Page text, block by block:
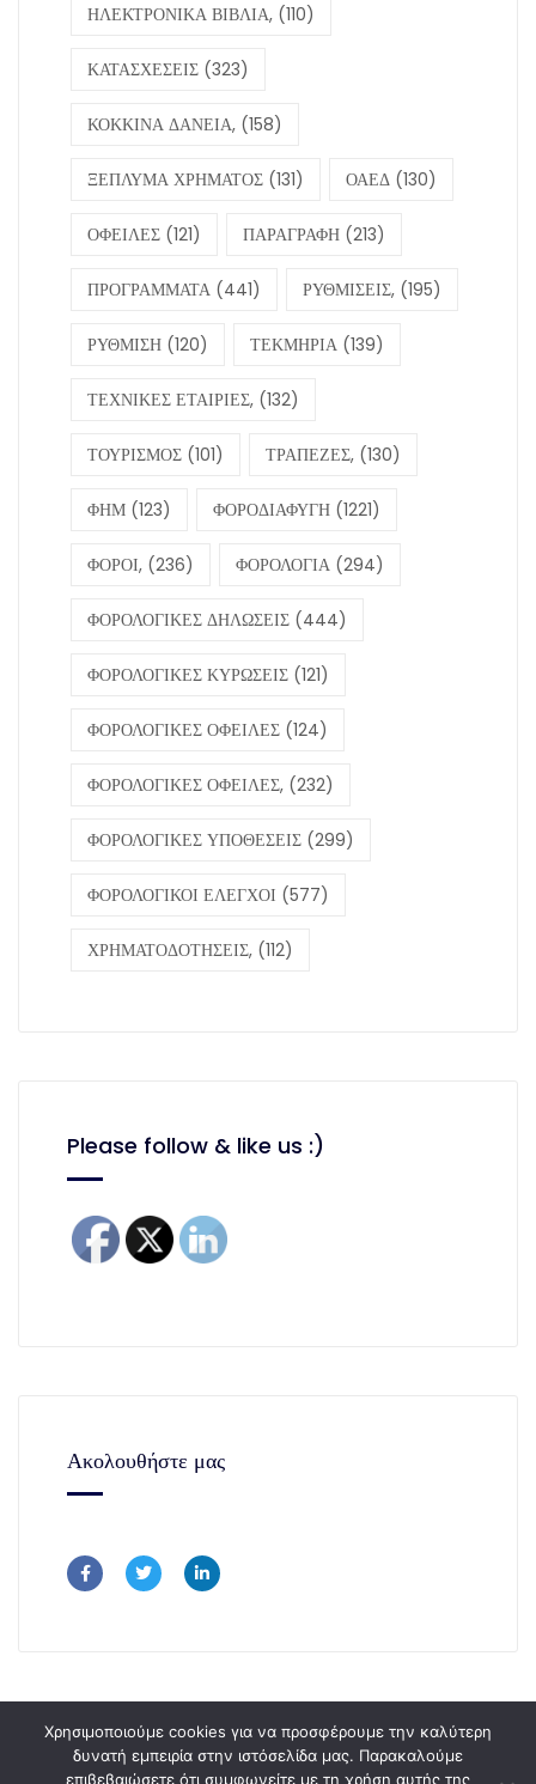
ΗΛΕΚΤΡΟΝΙΚΑ ΒΙΒΛΙΑ, (110)
ΚΑΤΑΣΧΕΣΕΙΣ (323)
ΚΟΚΚΙΝΑ ΔΑΝΕΙΑ, (158)
ΞΕΠΛΥΜΑ ΧΡΗΜΑΤΟΣ (131) ΟΑΕΔ (130)
ΟΦΕΙΛΕΣ (121) ΠΑΡΑΓΡΑΦΗ (213)
ΠΡΟΓΡΑΜΜΑΤΑ (441) ΡΥΘΜΙΣΕΙΣ, (195)
ΡΥΘΜΙΣΗ (120) ΤΕΚΜΗΡΙΑ (139)
ΤΕΧΝΙΚΕΣ ΕΤΑΙΡΙΕΣ, (132)
ΤΟΥΡΙΣΜΟΣ (101) ΤΡΑΠΕΖΕΣ, (130)
ΦΗΜ (123) ΦΟΡΟΔΙΑΦΥΓΗ (1221)
ΦΟΡΟΙ, (236) ΦΟΡΟΛΟΓΙΑ (294)
ΦΟΡΟΛΟΓΙΚΕΣ ΔΗΛΩΣΕΙΣ (444)
ΦΟΡΟΛΟΓΙΚΕΣ ΚΥΡΩΣΕΙΣ (121)
ΦΟΡΟΛΟΓΙΚΕΣ ΟΦΕΙΛΕΣ (124)
ΦΟΡΟΛΟΓΙΚΕΣ ΟΦΕΙΛΕΣ, (232)
ΦΟΡΟΛΟΓΙΚΕΣ ΥΠΟΘΕΣΕΙΣ (299)
ΦΟΡΟΛΟΓΙΚΟΙ ΕΛΕΓΧΟΙ (577)
ΧΡΗΜΑΤΟΔΟΤΗΣΕΙΣ, (112)
Please follow & like us :)
Ακολουθήστε μας
Χρησιμοποιούμε cookies για να προσφέρουμε την καλύτερη
δυνατή εμπειρία στην ιστόσελίδα μας. Παρακαλούμε
επιβεβαιώσετε ότι συμφωνείτε με τη χρήση αυτής της